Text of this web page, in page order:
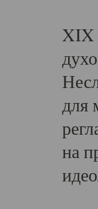
XIX
для
на